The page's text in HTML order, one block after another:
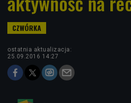
ostatnia aktualizacja:
25.09.2016 14:27